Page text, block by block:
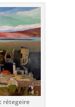
rétegeire